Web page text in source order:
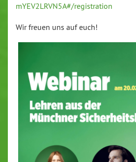
mYEV​2LRV​N5A#/​registration
Wir freuen uns auf euch!